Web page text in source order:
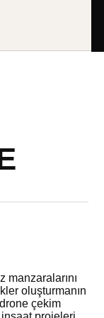
manzaralarını
oluşturmanın
çekim